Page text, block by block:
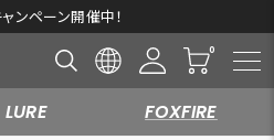
ンペーン開催中！
LURE FOXFIRE